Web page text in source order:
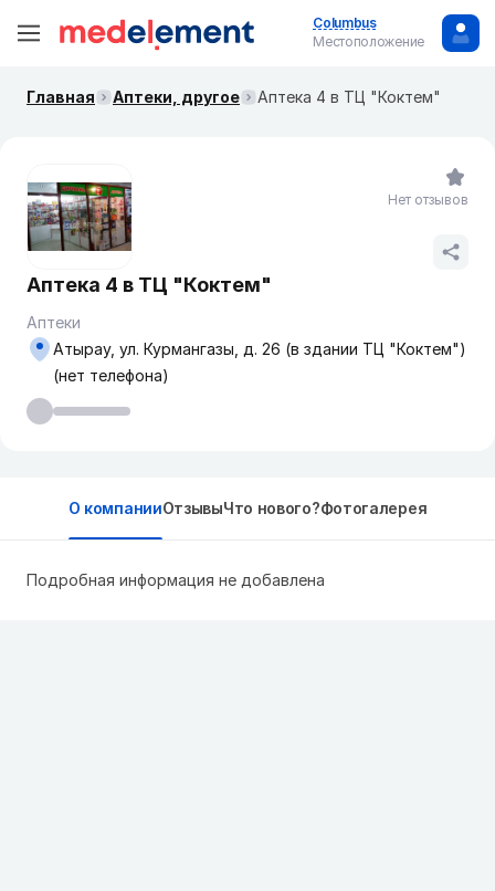
Columbus
Местоположение
Главная Аптеки, другое Аптека 4 в ТЦ "Коктем"
Аптека 4 в ТЦ "Коктем"
Аптеки
Атырау, ул. Курмангазы, д. 26 (в здании ТЦ "Коктем")
(нет телефона)
Нет отзывов
О компанииОтзывыЧто нового?Фотогалерея
Подробная информация не добавлена